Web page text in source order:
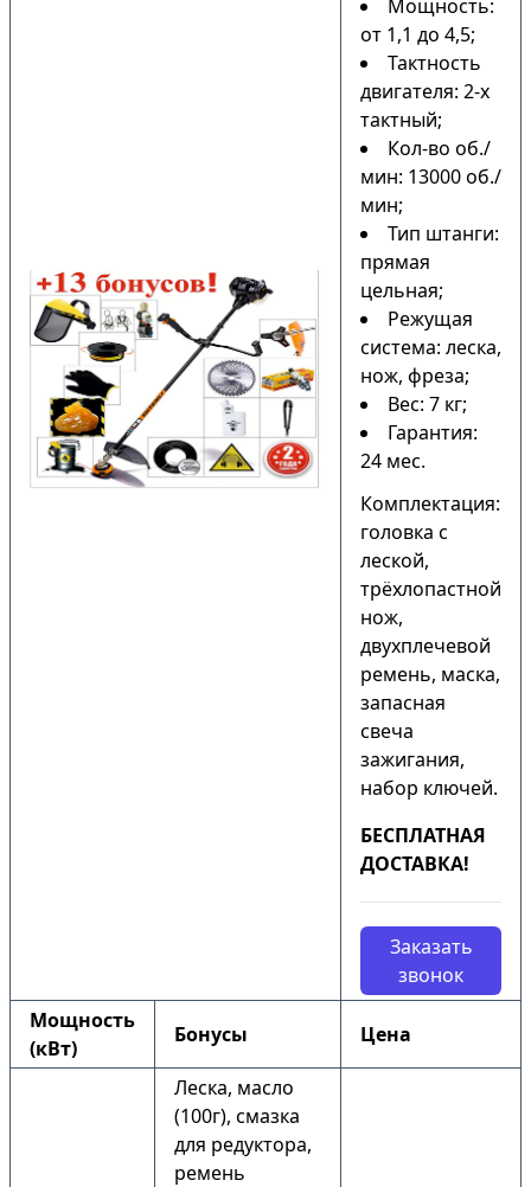
Мощность:
от 1,1 до 4,5;
Тактность
двигателя: 2-х
тактный;
Кол-во об./
мин: 13000 об./
мин;
Тип штанги:
прямая
цельная;
Режущая
система: леска,
нож, фреза;
Вес: 7 кг;
Гарантия:
24 мес.
Комплектация:
головка с
леской,
трёхлопастной
нож,
двухплечевой
ремень, маска,
запасная
свеча
зажигания,
набор ключей.
БЕСПЛАТНАЯ
ДОСТАВКА!
Заказать
звонок
Мощность
(кВт)
Бонусы Цена
Леска, масло
(100г), смазка
для редуктора,
ремень